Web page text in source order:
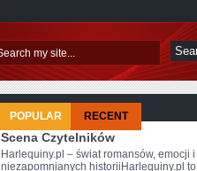
POPULAR RECENT
Scena Czytelników
Harlequiny.pl – świat romansów, emocji i
niezapomnianych historiiHarlequiny.pl to